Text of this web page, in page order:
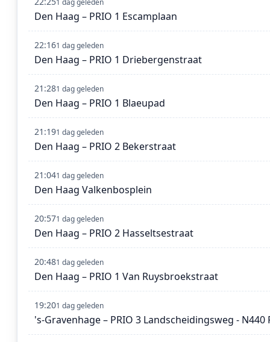
1 dag geleden
Den Haag – PRIO 1 Escamplaan
22:161 dag geleden
Den Haag – PRIO 1 Driebergenstraat
21:281 dag geleden
Den Haag – PRIO 1 Blaeupad
21:191 dag geleden
Den Haag – PRIO 2 Bekerstraat
21:041 dag geleden
Den Haag Valkenbosplein
20:571 dag geleden
Den Haag – PRIO 2 Hasseltsestraat
20:481 dag geleden
Den Haag – PRIO 1 Van Ruysbroekstraat
19:201 dag geleden
's-Gravenhage – PRIO 3 Landscheidingsweg - N440